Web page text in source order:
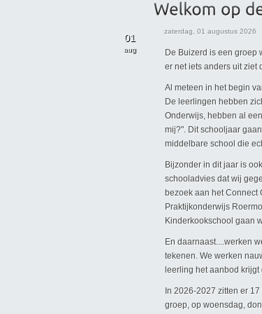
01
aug
zaterdag, 01 augustus 2026
De Buizerd is een groep
er net iets anders uit ziet
Al meteen in het begin
De leerlingen hebben
Onderwijs, hebben al
mij?". Dit schooljaar
middelbare school die
Bijzonder in dit jaar is
schooladvies dat wij
bezoek aan het
Praktijkonderwijs
Kinderkookschool gaan
En daarnaast....werken
tekenen. We werken
leerling het aanbod
In 2026-2027 zitten er
groep, op woensdag,